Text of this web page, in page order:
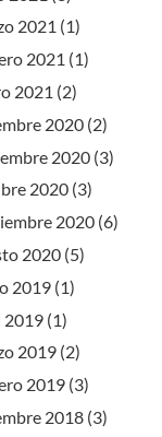
2021 (1)
2021 (1)
2021 (2)
2020 (2)
2020 (3)
2020 (3)
2020 (6)
2020 (5)
2019 (1)
2019 (1)
2019 (2)
2019 (3)
2018 (3)